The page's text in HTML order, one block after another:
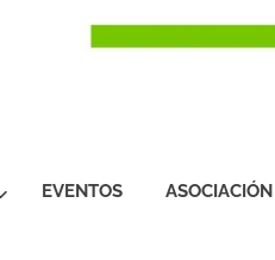
EVENTOS ASOCIACIÓN